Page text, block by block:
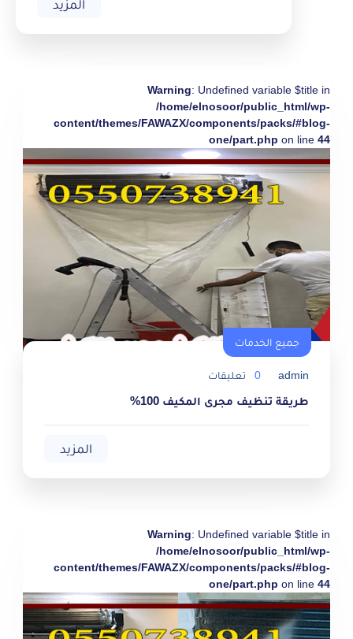
المزيد
Warning: Undefined variable $title in
/home/elnosoor/public_html/wp-
content/themes/FAWAZX/components/packs/#blog-
one/part.php on line 44
جميع الخدمات
admin
0 تعليقات
طريقة تنظيف مجرى المكيف 100%
المزيد
Warning: Undefined variable $title in
/home/elnosoor/public_html/wp-
content/themes/FAWAZX/components/packs/#blog-
one/part.php on line 44